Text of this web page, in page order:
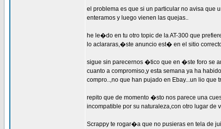
el problema es que si un particular no avisa que
enteramos y luego vienen las quejas..
he le�do en tu otro topic de la AT-300 que
lo aclararas,�ste anuncio est� en el sitio
sigue sin parecernos �tico que en �ste foro se
cuanto a compromiso,y esta semana ya ha
compro..,no que han pujado en Ebay...un lio
repito que de momento �sto nos parece una
incompatible por su naturaleza,con otro lugar
Scrappy te rogar�a que no pusieras en tela de